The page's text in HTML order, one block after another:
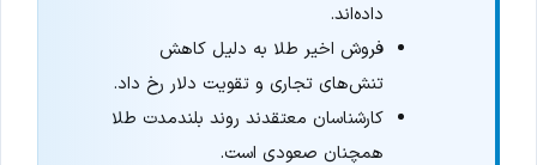
داده‌اند.
فروش اخیر طلا به دلیل کاهش
تنش‌های تجاری و تقویت دلار رخ داد.
کارشناسان معتقدند روند بلندمدت طلا
همچنان صعودی است.